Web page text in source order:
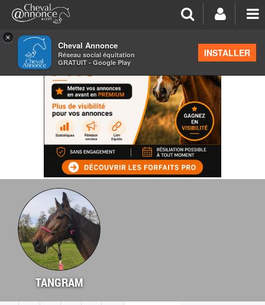
×
Cheval Annonce
Réseau social équitation
GRATUIT - Google Play
INSTALLER
TANGRAM